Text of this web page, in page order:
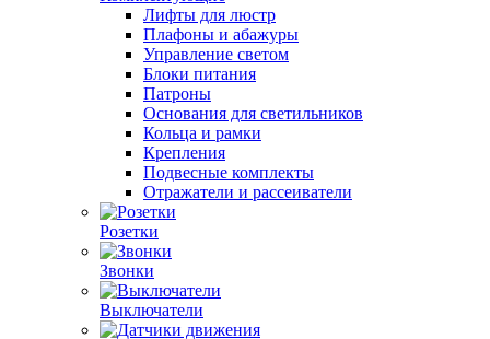
Лифты для люстр
Плафоны и абажуры
Управление светом
Блоки питания
Патроны
Основания для светильников
Кольца и рамки
Крепления
Подвесные комплекты
Отражатели и рассеиватели
Розетки
Звонки
Выключатели